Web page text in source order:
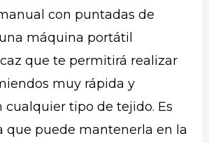
con puntadas de
máquina portátil
que te permitirá realizar
muy rápida y
tipo de tejido. Es
que puede mantenerla en la